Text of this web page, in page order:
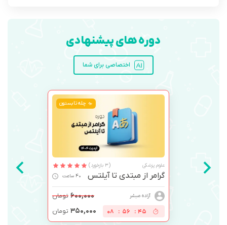
دوره های پیشنهادی
اختصاصی برای شما
چله تابستون
علوم پزشکی (3 بازخورد)
گرامر از مبتدی تا آیلتس 40 ساعت
آزاده مبشر ۶۰۰,۰۰۰ تومان
44
:
56
:
08 ۳۵۰,۰۰۰ تومان